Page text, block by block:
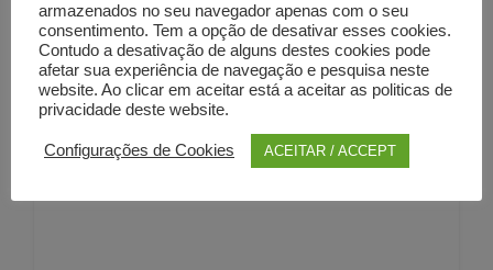
armazenados no seu navegador apenas com o seu
consentimento. Tem a opção de desativar esses cookies.
Contudo a desativação de alguns destes cookies pode
afetar sua experiência de navegação e pesquisa neste
website. Ao clicar em aceitar está a aceitar as politicas de
privacidade deste website.
Configurações de Cookies ACEITAR / ACCEPT